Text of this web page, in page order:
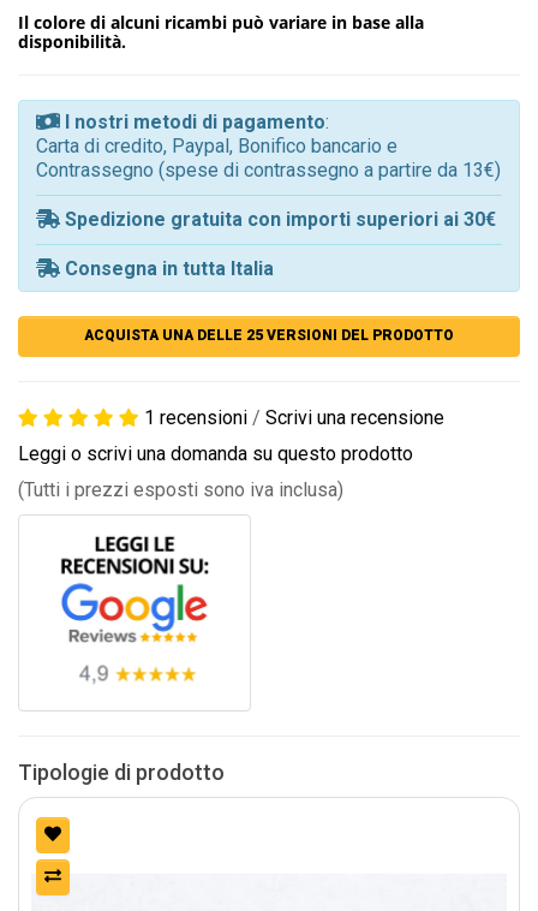
Il colore di alcuni ricambi può variare in base alla
disponibilità.
I nostri metodi di pagamento:
Carta di credito, Paypal, Bonifico bancario e
Contrassegno (spese di contrassegno a partire da 13€)
Spedizione gratuita con importi superiori ai 30€
Consegna in tutta Italia
ACQUISTA UNA DELLE 25 VERSIONI DEL PRODOTTO
1 recensioni / Scrivi una recensione
Leggi o scrivi una domanda su questo prodotto
(Tutti i prezzi esposti sono iva inclusa)
Tipologie di prodotto